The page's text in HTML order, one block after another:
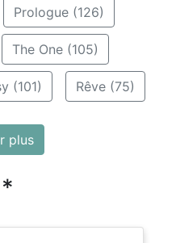
Prologue (126)
The One (105)
(101) Rêve (75)
plus